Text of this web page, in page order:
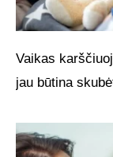
Vaikas
jau būtina